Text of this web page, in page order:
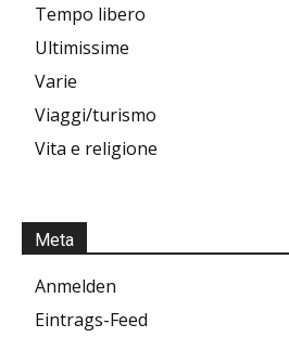
Tempo libero
Ultimissime
Varie
Viaggi/turismo
Vita e religione
Meta
Anmelden
Eintrags-Feed